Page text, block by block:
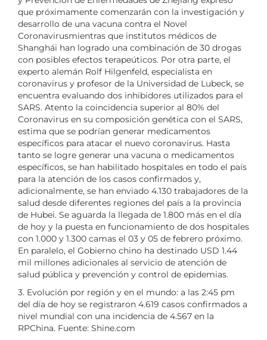
que próximamente comenzarán con la investigación y
desarrollo de una vacuna contra el Novel
Coronavirusmientras que institutos médicos de
Shanghái han logrado una combinación de 30 drogas
con posibles efectos terapeúticos. Por otra parte, el
experto alemán Rolf Hilgenfeld, especialista en
coronavirus y profesor de la Universidad de Lubeck, se
encuentra evaluando dos inhibidores utilizados para el
SARS. Atento la coincidencia superior al 80% del
Coronavirus en su composición genética con el SARS,
estima que se podrían generar medicamentos
específicos para atacar el nuevo coronavirus. Hasta
tanto se logre generar una vacuna o medicamentos
específicos, se han habilitado hospitales en todo el país
para la atención de los casos confirmados y,
adicionalmente, se han enviado 4.130 trabajadores de la
salud desde diferentes regiones del país a la provincia
de Hubei. Se aguarda la llegada de 1.800 más en el día
de hoy y la puesta en funcionamiento de dos hospitales
con 1.000 y 1.300 camas el 03 y 05 de febrero próximo.
En paralelo, el Gobierno chino ha destinado USD 1.44
mil millones adicionales al servicio de atención de
salud pública y prevención y control de epidemias.
3. Evolución por región y en el mundo: a las 2:45 pm
del día de hoy se registraron 4.619 casos confirmados a
nivel mundial con una incidencia de 4.567 en la
RPChina. Fuente: Shine.com